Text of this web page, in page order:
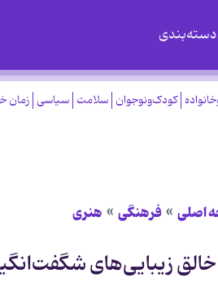
دسته‌بندی
کودک‌ونوجوان سلامت سیاسی زمان
اصلی فرهنگی هنری
خالق زیبایی‌های